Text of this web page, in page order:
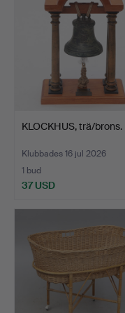
KLOCKHUS, trä/brons.
Klubbades 16 jul 2026
1 bud
37 USD